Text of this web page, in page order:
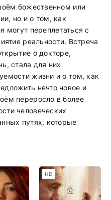
божественном или
но и о том, как
могут переплетаться с
реальности. Встреча
о докторе,
стала для них
жизни и о том, как
нечто новое и
переросло в более
человеческих
путях, которые
HD